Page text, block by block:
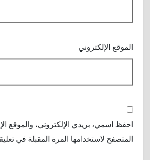
الموقع الإلكتروني
احفظ اسمي، بريدي الإلكتروني، والموقع
المتصفح لاستخدامها المرة المقبلة في